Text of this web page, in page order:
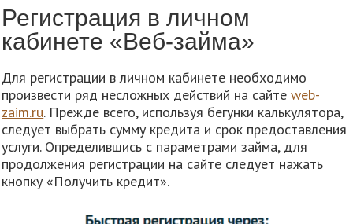
Регистрация в личном
кабинете «Веб-займа»
Для регистрации в личном кабинете необходимо
произвести ряд несложных действий на сайтеweb-
zaim.ru. Прежде всего, используя бегунки калькулятора,
следует выбрать сумму кредита и срок предоставления
услуги. Определившись с параметрами займа, для
продолжения регистрации на сайте следует нажать
кнопку «Получить кредит».